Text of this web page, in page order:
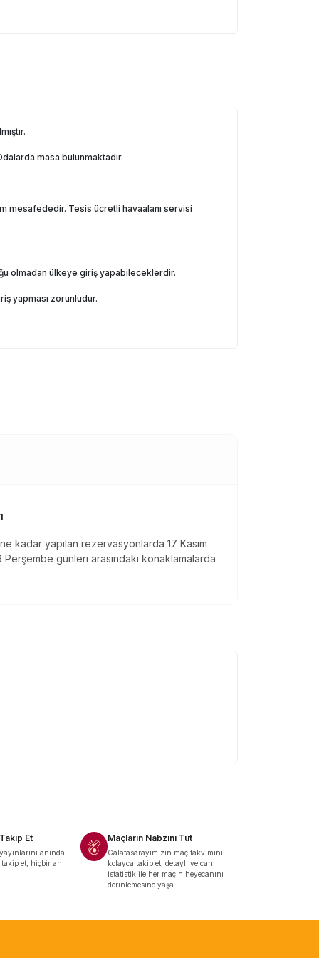
masa bulunmaktadır.
mesafededir. Tesis ücretli havaalanı servisi
olmadan ülkeye giriş yapabileceklerdir.
yapması zorunludur.
kadar yapılan rezervasyonlarda 17 Kasım
Perşembe günleri arasındaki konaklamalarda
Et
anında
et, hiçbir anı
Maçların Nabzını Tut
Galatasarayımızın maç takvimini
kolayca takip et, detaylı ve canlı
istatistik ile her maçın heyecanını
derinlemesine yaşa.